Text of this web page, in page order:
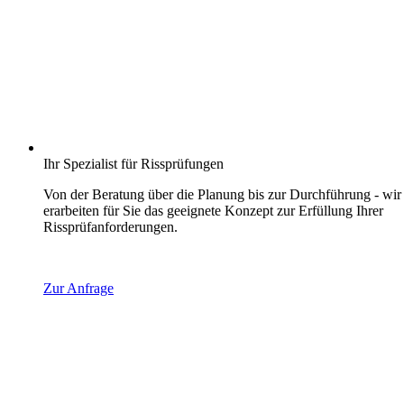
Ihr Spezialist für Rissprüfungen
Von der Beratung über die Planung bis zur Durchführung - wir
erarbeiten für Sie das geeignete Konzept zur Erfüllung Ihrer
Rissprüfanforderungen.
Zur Anfrage